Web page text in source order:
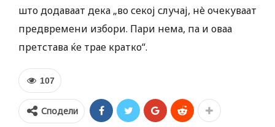
што додаваат дека „во секој случај, нè очекуваат
предвремени избори. Пари нема, па и оваа
претстава ќе трае кратко“.
107
Сподели